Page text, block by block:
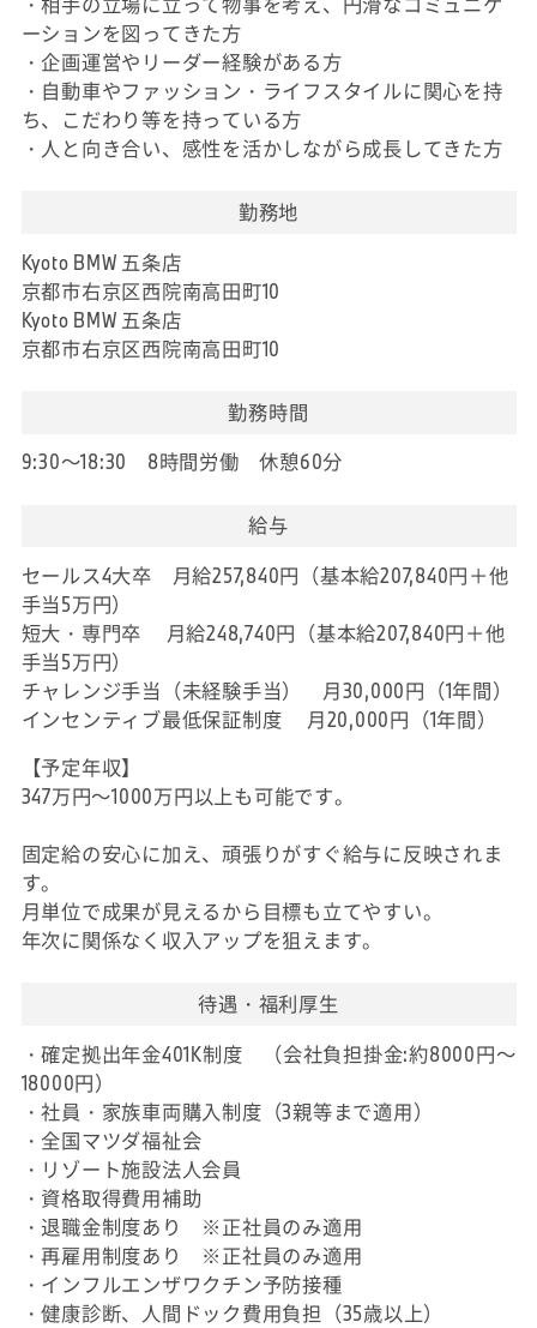
ーションを図ってきた方
・企画運営やリーダー経験がある方
・自動車やファッション・ライフスタイルに関心を持
ち、こだわり等を持っている方
・人と向き合い、感性を活かしながら成長してきた方
勤務地
Kyoto BMW 五条店
京都市右京区西院南高田町10
Kyoto BMW 五条店
京都市右京区西院南高田町10
勤務時間
9:30～18:30 8時間労働 休憩60分
給与
セールス4大卒 月給257,840円（基本給207,840円＋他
手当5万円）
短大・専門卒 月給248,740円（基本給207,840円＋他
手当5万円）
チャレンジ手当（未経験手当） 月30,000円（1年間）
インセンティブ最低保証制度 月20,000円（1年間）
【予定年収】
347万円～1000万円以上も可能です。
固定給の安心に加え、頑張りがすぐ給与に反映されま
す。
月単位で成果が見えるから目標も立てやすい。
年次に関係なく収入アップを狙えます。
待遇・福利厚生
・確定拠出年金401K制度 （会社負担掛金:約8000円～
18000円）
・社員・家族車両購入制度（3親等まで適用）
・全国マツダ福祉会
・リゾート施設法人会員
・資格取得費用補助
・退職金制度あり ※正社員のみ適用
・再雇用制度あり ※正社員のみ適用
・インフルエンザワクチン予防接種
・健康診断、人間ドック費用負担（35歳以上）